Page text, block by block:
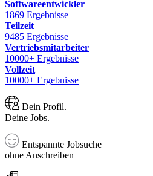
Softwareentwickler
1869 Ergebnisse
Teilzeit
9485 Ergebnisse
Vertriebsmitarbeiter
10000+ Ergebnisse
Vollzeit
10000+ Ergebnisse
Dein Profil.
Deine Jobs.
Entspannte Jobsuche
ohne Anschreiben